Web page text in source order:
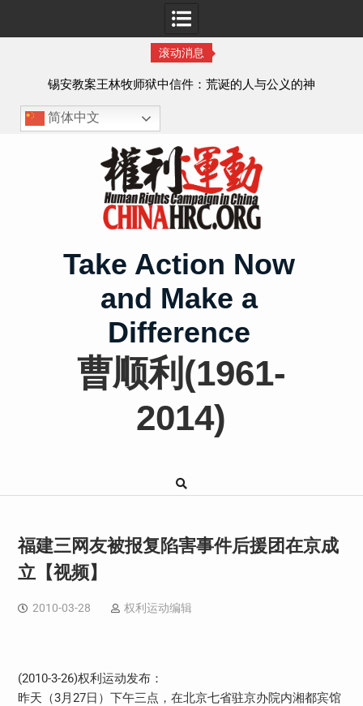
滚动消息
锡安教案王林牧师狱中信件：荒诞的人与公义的神
简体中文
Take Action Now
and Make a
Difference
曹顺利(1961-
2014)
福建三网友被报复陷害事件后援团在京成
立【视频】
2010-03-28 权利运动编辑
(2010-3-26)权利运动发布：
昨天（3月27日）下午三点，在北京七省驻京办院内湘都宾馆